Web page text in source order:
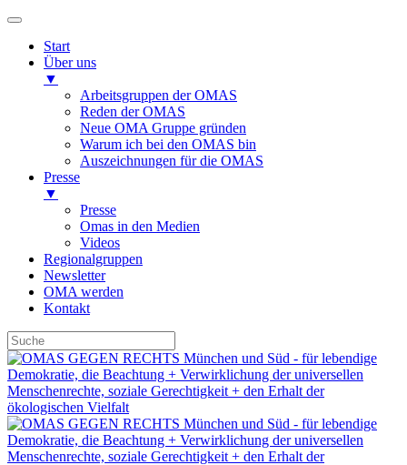
Start
Über uns
▼
Arbeitsgruppen der OMAS
Reden der OMAS
Neue OMA Gruppe gründen
Warum ich bei den OMAS bin
Auszeichnungen für die OMAS
Presse
▼
Presse
Omas in den Medien
Videos
Regionalgruppen
Newsletter
OMA werden
Kontakt